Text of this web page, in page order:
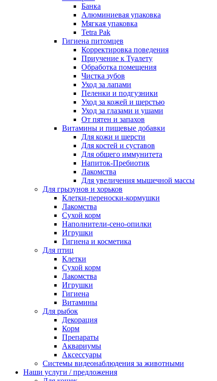
Банка
Алюминиевая упаковка
Мягкая упаковка
Tetra Pak
Гигиена питомцев
Корректировка поведения
Приучение к Туалету
Обработка помещения
Чистка зубов
Уход за лапами
Пеленки и подгузники
Уход за кожей и шерстью
Уход за глазами и ушами
От пятен и запахов
Витамины и пищевые добавки
Для кожи и шерсти
Для костей и суставов
Для общего иммунитета
Напиток-Пребиотик
Лакомства
Для увеличения мышечной массы
Для грызунов и хорьков
Клетки-переноски-кормушки
Лакомства
Сухой корм
Наполнители-сено-опилки
Игрушки
Гигиена и косметика
Для птиц
Клетки
Сухой корм
Лакомства
Игрушки
Гигиена
Витамины
Для рыбок
Декорация
Корм
Препараты
Аквариумы
Аксессуары
Cистемы видеонаблюдения за животными
Наши услуги / предложения